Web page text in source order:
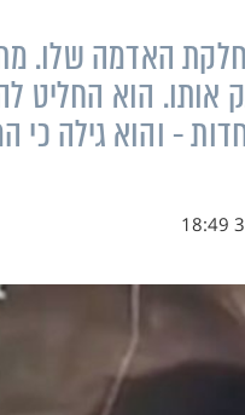
האדמה שלו.
הוא החליט
- והוא גילה כי